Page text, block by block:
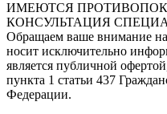
ИМЕЮТСЯ
КОНСУЛЬТАЦИЯ
Обращаем ваше внимание
носит исключительно
является публичной
пункта 1 статьи 437
Федерации.